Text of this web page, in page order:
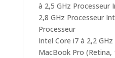
à 2,5 GHz Processeur
2,8 GHz Processeur
Processeur
Intel Core i7 à 2,2 GHz
MacBook Pro (Retina,